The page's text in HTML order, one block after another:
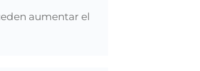
aumentar el